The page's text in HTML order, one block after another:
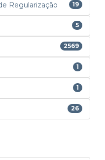
Regularização 19
5
2569
1
1
26